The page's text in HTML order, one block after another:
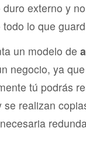
externo y
lo que
un modelo de
negocio, ya
tú podrás
realizan